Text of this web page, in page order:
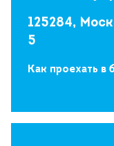
125284,
5
Как проехать в